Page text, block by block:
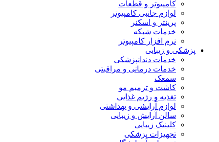
کامپیوتر و قطعات
لوازم جانبی کامپیوتر
پرینتر و اسکنر
خدمات شبکه
نرم افزار کامپیوتر
پزشکی و زیبایی
خدمات دندانپزشکی
خدمات درمانی و مراقبتی
سمعک
کاشت و ترمیم مو
تغذیه و رژیم غذایی
لوازم آرایشی و بهداشتی
سالن آرایش و زیبایی
کلینیک زیبایی
تجهیزات پزشکی